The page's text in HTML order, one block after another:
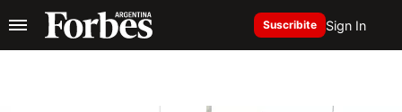
Suscribite Sign In